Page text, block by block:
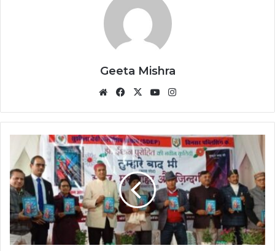
Geeta Mishra
WebsiteFacebook
X YouTube